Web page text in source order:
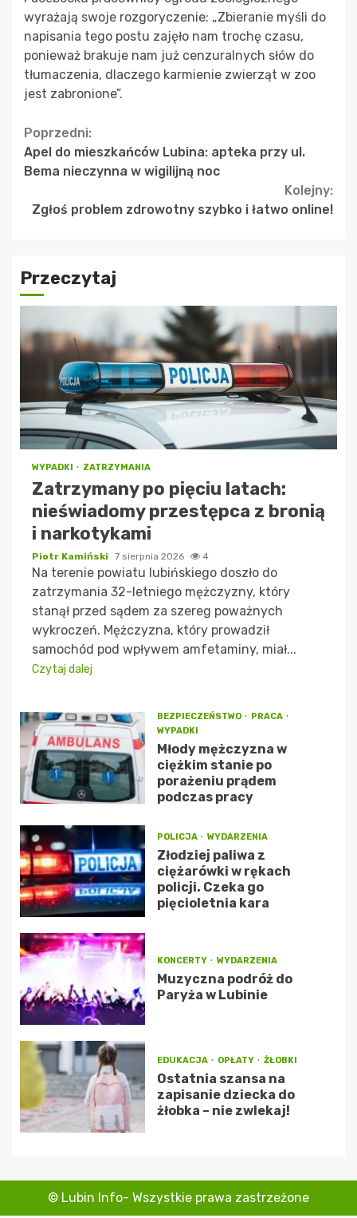
wyrażają swoje rozgoryczenie: „Zbieranie myśli do
napisania tego postu zajęło nam trochę czasu,
ponieważ brakuje nam już cenzuralnych słów do
tłumaczenia, dlaczego karmienie zwierząt w zoo
jest zabronione”.
Continue
Reading
Poprzedni:
Apel do mieszkańców Lubina: apteka przy ul.
Bema nieczynna w wigilijną noc
Kolejny:
Zgłoś problem zdrowotny szybko i łatwo online!
Przeczytaj
WYPADKI ZATRZYMANIA
Zatrzymany po pięciu latach:
nieświadomy przestępca z bronią
i narkotykami
Piotr Kamiński 7 sierpnia 2026 4
Na terenie powiatu lubińskiego doszło do
zatrzymania 32-letniego mężczyzny, który
stanął przed sądem za szereg poważnych
wykroczeń. Mężczyzna, który prowadził
samochód pod wpływem amfetaminy, miał...
Czytaj dalej
BEZPIECZEŃSTWO
PRACA
WYPADKI
Młody mężczyzna w
ciężkim stanie po
porażeniu prądem
podczas pracy
POLICJA WYDARZENIA
Złodziej paliwa z
ciężarówki w rękach
policji. Czeka go
pięcioletnia kara
KONCERTY WYDARZENIA
Muzyczna podróż do
Paryża w Lubinie
EDUKACJA OPŁATY ŻŁOBKI
Ostatnia szansa na
zapisanie dziecka do
żłobka – nie zwlekaj!
© Lubin Info- Wszystkie prawa zastrzeżone